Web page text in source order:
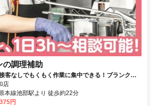
の調理補助
客なしでもくもく作業に集中できる！ブランクが
活躍中！
店
本線池部駅より 徒歩約22分
円